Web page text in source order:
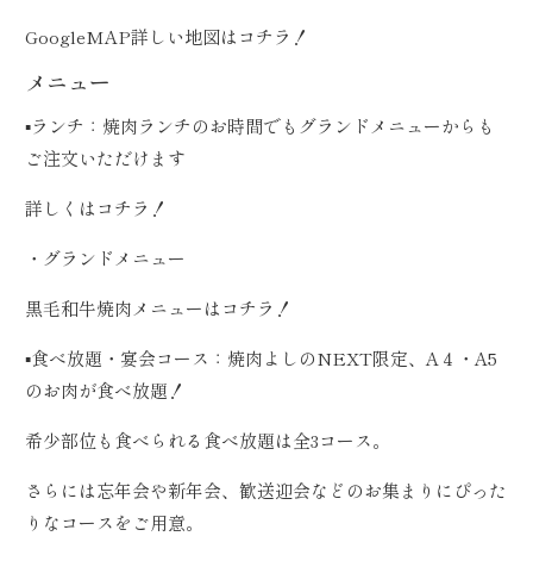
GoogleMAP詳しい地図はコチラ！
メニュー
▪️ランチ：焼肉ランチのお時間でもグランドメニューからも
ご注文いただけます
詳しくはコチラ！
・グランドメニュー
黒毛和牛焼肉メニューはコチラ！
▪️食べ放題・宴会コース：焼肉よしのNEXT限定、A４・A5
のお肉が食べ放題！
希少部位も食べられる食べ放題は全3コース。
さらには忘年会や新年会、歓送迎会などのお集まりにぴった
りなコースをご用意。